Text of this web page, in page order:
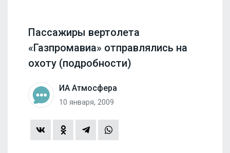
Пассажиры вертолета
«Газпромавиа» отправлялись на
охоту (подробности)
ИА Атмосфера
10 января, 2009